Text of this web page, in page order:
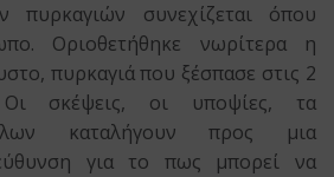
συνεχίζεται όπου
Οριοθετήθηκε νωρίτερα η
πυρκαγιά που ξέσπασε στις 2
σκέψεις, οι υποψίες, τα
καταλήγουν προς μια
για το πως μπορεί να